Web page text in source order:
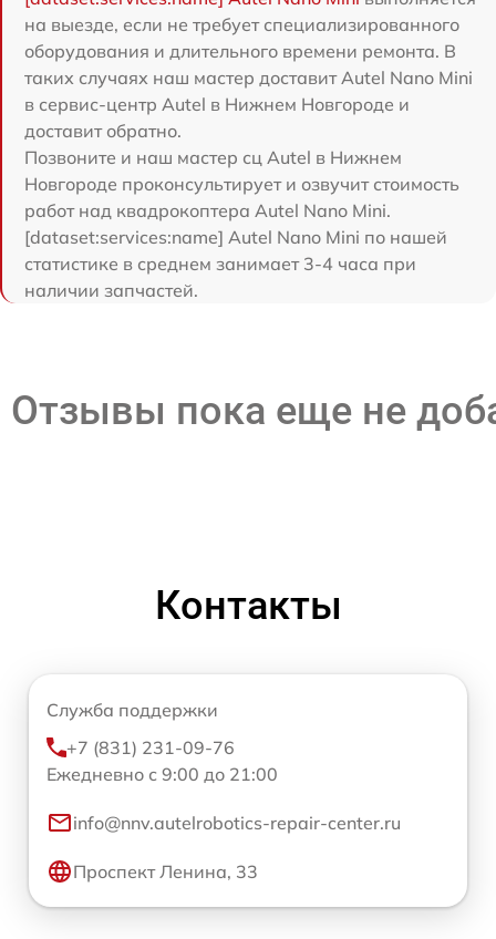
на выезде, если не требует специализированного
оборудования и длительного времени ремонта. В
таких случаях наш мастер доставит Autel Nano Mini
в сервис-центр Autel в Нижнем Новгороде и
доставит обратно.
Позвоните и наш мастер сц Autel в Нижнем
Новгороде проконсультирует и озвучит стоимость
работ над квадрокоптера Autel Nano Mini.
[dataset:services:name] Autel Nano Mini по нашей
статистике в среднем занимает 3-4 часа при
наличии запчастей.
Отзывы пока еще не
Контакты
Служба поддержки
+7 (831) 231-09-76
Ежедневно с 9:00 до 21:00
info@nnv.autelrobotics-repair-center.ru
Проспект Ленина, 33